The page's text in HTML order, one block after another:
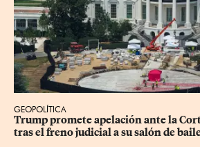
GEOPOLÍTICA
Trump promete apelación ante la
tras el freno judicial a su salón de